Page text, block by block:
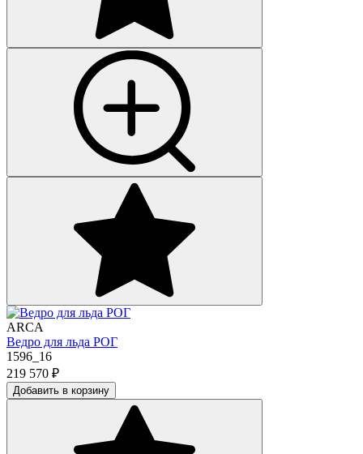
ARCA
Ведро для льда РОГ
1596_16
219 570 ₽
Добавить в корзину